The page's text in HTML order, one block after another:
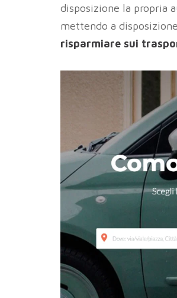
disposizione la propria
mettendo a
risparmiare sui